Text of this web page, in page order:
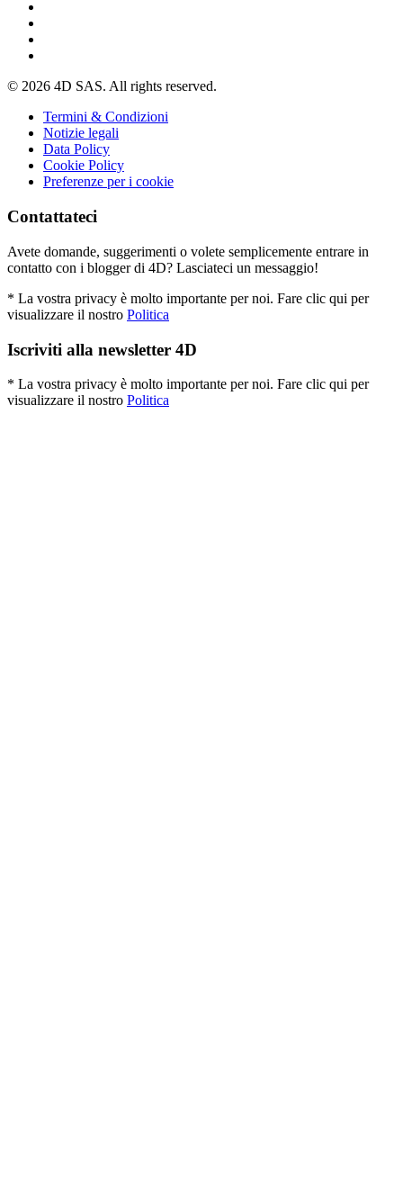
© 2026 4D SAS. All rights reserved.
Termini & Condizioni
Notizie legali
Data Policy
Cookie Policy
Preferenze per i cookie
Contattateci
Avete domande, suggerimenti o volete semplicemente entrare in
contatto con i blogger di 4D? Lasciateci un messaggio!
* La vostra privacy è molto importante per noi. Fare clic qui per
visualizzare il nostro Politica
Iscriviti alla newsletter 4D
* La vostra privacy è molto importante per noi. Fare clic qui per
visualizzare il nostro Politica